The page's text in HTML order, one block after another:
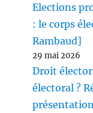
Elections
: le corps
Rambaud]
29 mai 2026
Droit
électoral ?